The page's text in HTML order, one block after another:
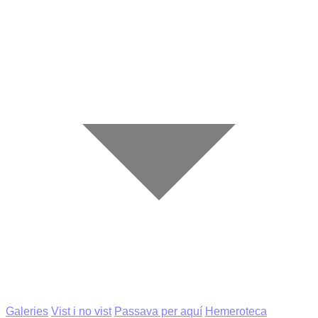
Galeries Vist i no vist Passava per aquí Hemeroteca